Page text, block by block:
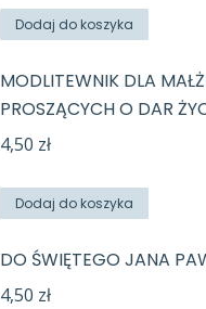
Dodaj do koszyka
MODLITEWNIK DLA
PROSZĄCYCH O DAR
4,50 zł
Dodaj do koszyka
DO ŚWIĘTEGO JANA
4,50 zł